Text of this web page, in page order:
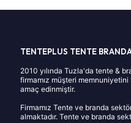
TENTEPLUS TENTE
2010 yılında Tuzla'da tente &
firmamız müşteri
amaç edinmiştir.
Firmamız Tente ve branda
almaktadır. Tente ve branda